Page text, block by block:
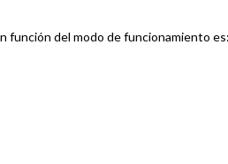
función del modo de funcionamiento es: